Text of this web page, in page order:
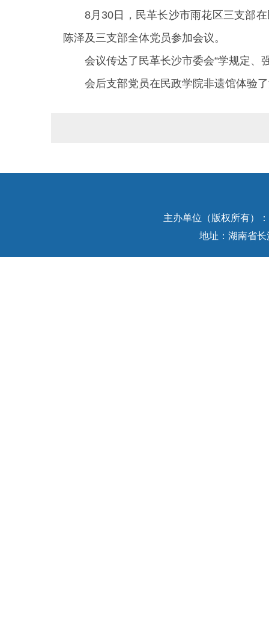
8月30日，民革长沙市雨花区三支部
陈泽及三支部全体党员参加会议。
会议传达了民革长沙市委会“学规定、
会后支部党员在民政学院非遗馆体验
主办单位（版权所有）
地址：湖南省